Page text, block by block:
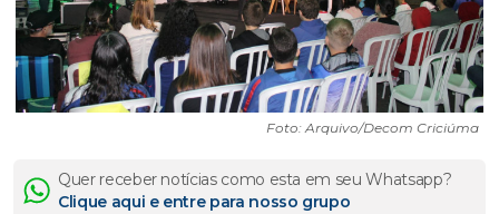
Foto: Arquivo/Decom Criciúma
Quer receber notícias como esta em seu Whatsapp?
Clique aqui e entre para nosso grupo